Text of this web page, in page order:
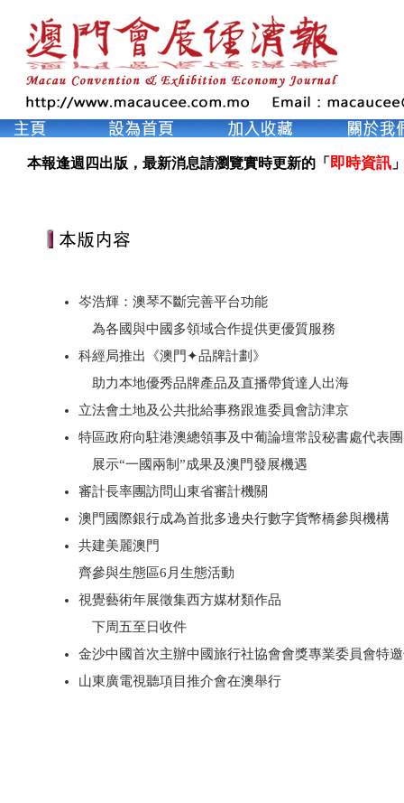
本報逢週四出版，最新消息請瀏覽實時更新的「 即時資訊
岑浩輝：澳琴不斷完善平台功能
為各國與中國多領域合作提供更優質服務
科經局推出《澳門✦品牌計劃》
助力本地優秀品牌產品及直播帶貨達人出海
立法會土地及公共批給事務跟進委員會訪津京
特區政府向駐港澳總領事及中葡論壇常設秘書處代表團
展示“一國兩制”成果及澳門發展機遇
審計長率團訪問山東省審計機關
澳門國際銀行成為首批多邊央行數字貨幣橋參與機構
共建美麗澳門
齊參與生態區6月生態活動
視覺藝術年展徵集西方媒材類作品
下周五至日收件
金沙中國首次主辦中國旅行社協會會獎專業委員會特
山東廣電視聽項目推介會在澳舉行